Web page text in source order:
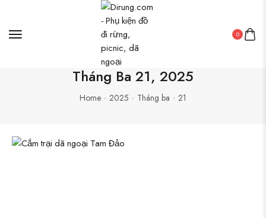
0
Tháng Ba 21, 2025
Home 2025 Tháng ba 21